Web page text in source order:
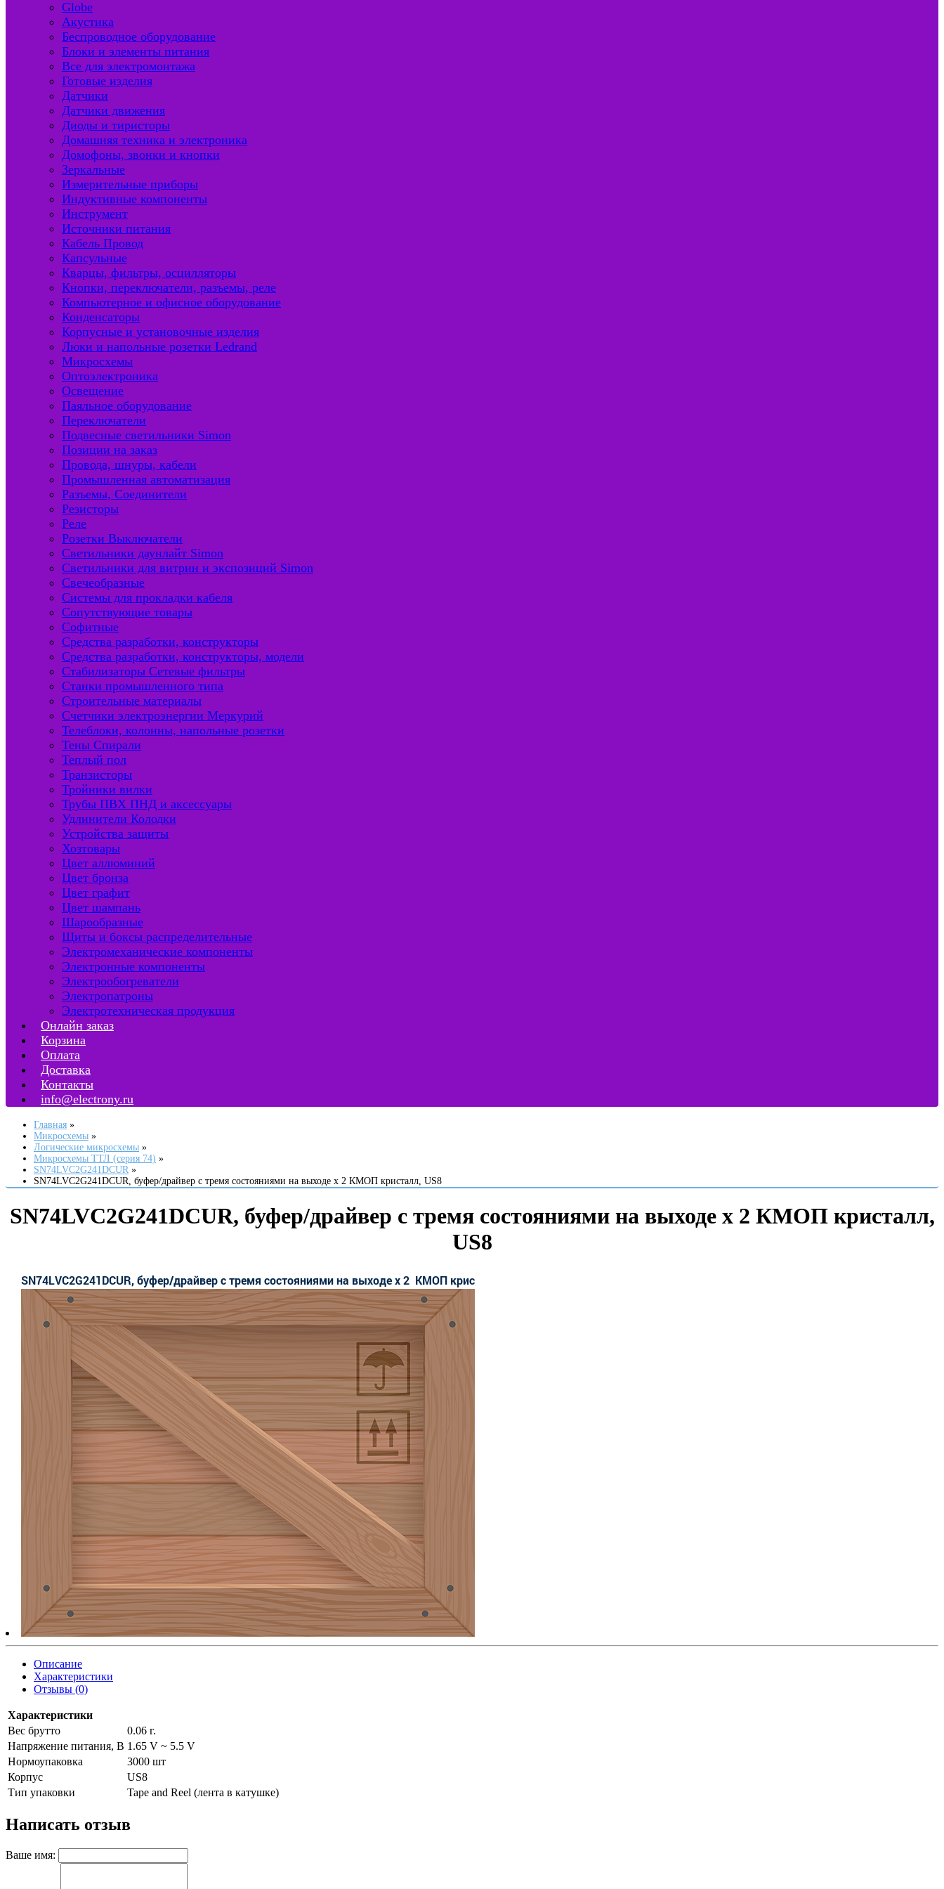
Globe
Акустика
Беспроводное оборудование
Блоки и элементы питания
Все для электромонтажа
Готовые изделия
Датчики
Датчики движения
Диоды и тиристоры
Домашняя техника и электроника
Домофоны, звонки и кнопки
Зеркальные
Измерительные приборы
Индуктивные компоненты
Инструмент
Источники питания
Кабель Провод
Капсульные
Кварцы, фильтры, осцилляторы
Кнопки, переключатели, разъемы, реле
Компьютерное и офисное оборудование
Конденсаторы
Корпусные и установочные изделия
Люки и напольные розетки Ledrand
Микросхемы
Оптоэлектроника
Освещение
Паяльное оборудование
Переключатели
Подвесные светильники Simon
Позиции на заказ
Провода, шнуры, кабели
Промышленная автоматизация
Разъемы, Соединители
Резисторы
Реле
Розетки Выключатели
Светильники даунлайт Simon
Светильники для витрин и экспозиций Simon
Свечеобразные
Системы для прокладки кабеля
Сопутствующие товары
Софитные
Средства разработки, конструкторы
Средства разработки, конструкторы, модели
Стабилизаторы Сетевые фильтры
Станки промышленного типа
Строительные материалы
Счетчики электроэнергии Меркурий
Телеблоки, колонны, напольные розетки
Тены Спирали
Теплый пол
Транзисторы
Тройники вилки
Трубы ПВХ ПНД и аксессуары
Удлинители Колодки
Устройства защиты
Хозтовары
Цвет аллюминий
Цвет бронза
Цвет графит
Цвет шампань
Шарообразные
Щиты и боксы распределительные
Электромеханические компоненты
Электронные компоненты
Электрообогреватели
Электропатроны
Электротехническая продукция
Онлайн заказ
Корзина
Оплата
Доставка
Контакты
info@electrony.ru
Главная
Микросхемы
Логические микросхемы
Микросхемы ТТЛ (серия 74)
SN74LVC2G241DCUR
SN74LVC2G241DCUR, буфер/драйвер с тремя состояниями на выходе х 2 КМОП кристалл, US8
SN74LVC2G241DCUR, буфер/драйвер с тремя состояниями на выходе х 2 КМОП кристалл,
US8
Описание
Характеристики
Отзывы (0)
Характеристики
Вес брутто
0.06 г.
Напряжение питания, В 1.65 V ~ 5.5 V
Нормоупаковка
3000 шт
Корпус
US8
Тип упаковки
Tape and Reel (лента в катушке)
Написать отзыв
Ваше имя: